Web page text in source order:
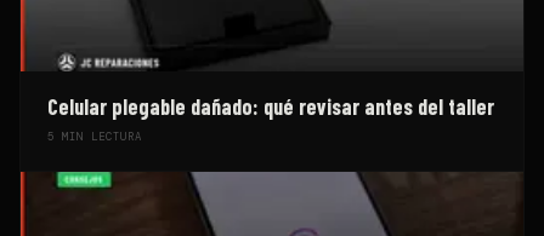
Celular plegable dañado: qué revisar antes del taller
5 MIN LECTURA